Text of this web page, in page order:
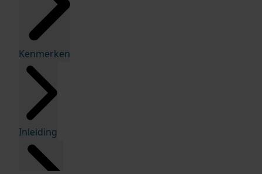
Kenmerken
Inleiding